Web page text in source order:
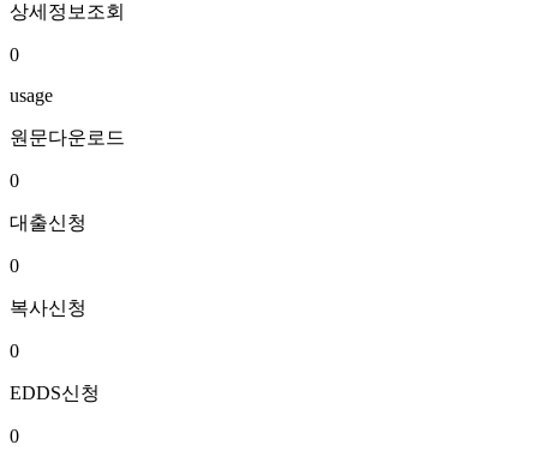
상세정보조회
0
usage
원문다운로드
0
대출신청
0
복사신청
0
EDDS신청
0